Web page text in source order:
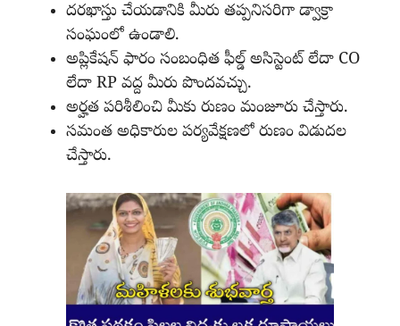
దరఖాస్తు చేయడానికి మీరు తప్పనిసరిగా డ్వాక్రా
సంఘంలో ఉండాలి.
అప్లికేషన్ ఫారం సంబంధిత ఫీల్డ్ అసిస్టెంట్ లేదా CO
లేదా RP వద్ద మీరు పొందవచ్చు.
అర్హత పరిశీలించి మీకు రుణం మంజూరు చేస్తారు.
సమంత అధికారుల పర్యవేక్షణలో రుణం విడుదల
చేస్తారు.